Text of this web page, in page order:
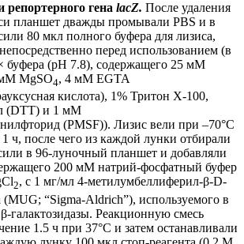
репортерного гена lacZ. После удаления
планшет дважды промывали PBS и в
80 мкл полного буфера для лизиса,
перед использованием (в
буфера (pH 7.8), содержащего 25 мM
MgSO4, 4 мM EGTA
кислота), 1% Тритон X-100,
(DTT) и 1 мМ
(PMSF)). Лизис вели при ‒70°С
ч, после чего из каждой лунки отбирали
в 96-луночный планшет и добавляли
200 мM натрий-фосфатный буфер
2, с 1 мг/мл 4-метилумбеллиферил-β-D-
(MUG; “Sigma-Aldrich”), используемого в
β-галактозидазы. Реакционную смесь
1.5 ч при 37°С и затем останавливали